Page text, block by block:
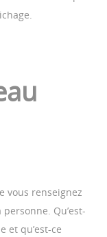
vous renseignez
personne. Qu’est-
et qu’est-ce